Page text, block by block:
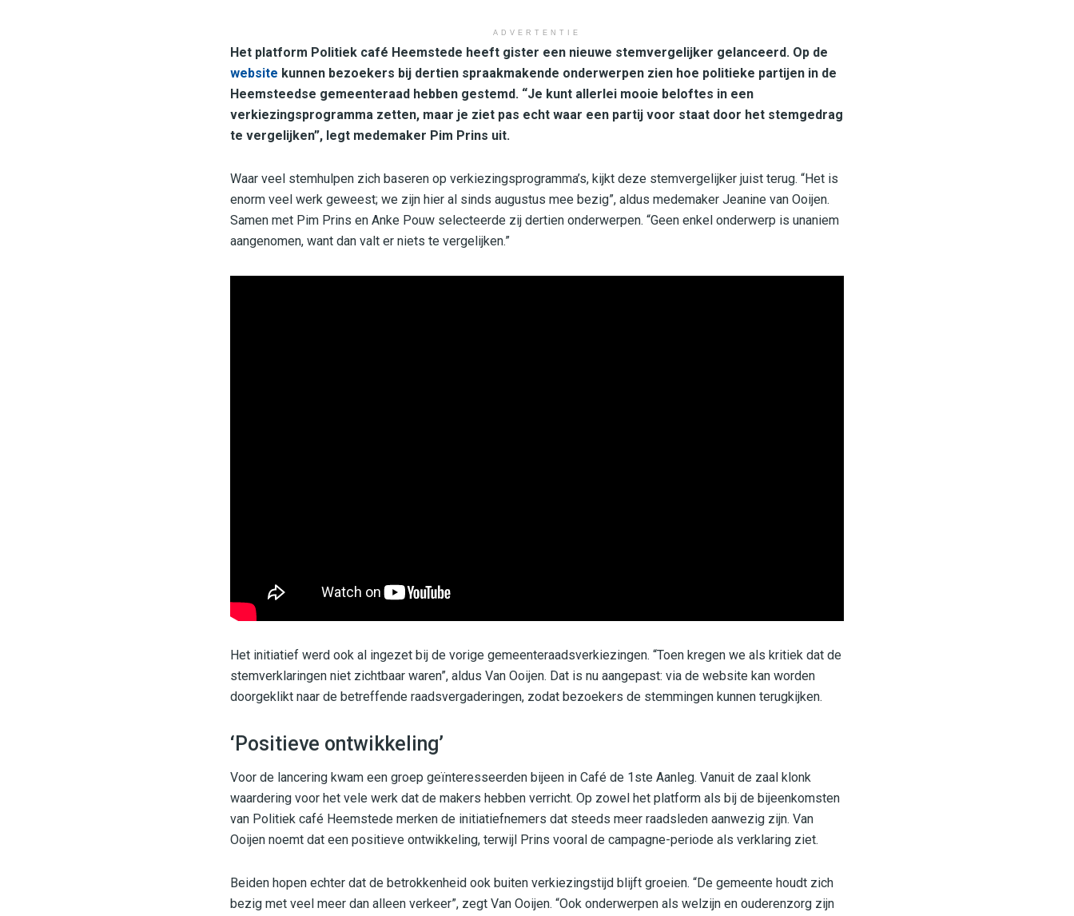
ADVERTENTIE
Het platform Politiek café Heemstede heeft gister een nieuwe stemvergelijker gelanceerd. Op de
website kunnen bezoekers bij dertien spraakmakende onderwerpen zien hoe politieke partijen in de
Heemsteedse gemeenteraad hebben gestemd. “Je kunt allerlei mooie beloftes in een
verkiezingsprogramma zetten, maar je ziet pas echt waar een partij voor staat door het stemgedrag
te vergelijken”, legt medemaker Pim Prins uit.
Waar veel stemhulpen zich baseren op verkiezingsprogramma’s, kijkt deze stemvergelijker juist terug. “Het is
enorm veel werk geweest; we zijn hier al sinds augustus mee bezig”, aldus medemaker Jeanine van Ooijen.
Samen met Pim Prins en Anke Pouw selecteerde zij dertien onderwerpen. “Geen enkel onderwerp is unaniem
aangenomen, want dan valt er niets te vergelijken.”
Het initiatief werd ook al ingezet bij de vorige gemeenteraadsverkiezingen. “Toen kregen we als kritiek dat de
stemverklaringen niet zichtbaar waren”, aldus Van Ooijen. Dat is nu aangepast: via de website kan worden
doorgeklikt naar de betreffende raadsvergaderingen, zodat bezoekers de stemmingen kunnen terugkijken.
‘Positieve ontwikkeling’
Voor de lancering kwam een groep geïnteresseerden bijeen in Café de 1ste Aanleg. Vanuit de zaal klonk
waardering voor het vele werk dat de makers hebben verricht. Op zowel het platform als bij de bijeenkomsten
van Politiek café Heemstede merken de initiatiefnemers dat steeds meer raadsleden aanwezig zijn. Van
Ooijen noemt dat een positieve ontwikkeling, terwijl Prins vooral de campagne-periode als verklaring ziet.
Beiden hopen echter dat de betrokkenheid ook buiten verkiezingstijd blijft groeien. “De gemeente houdt zich
bezig met veel meer dan alleen verkeer”, zegt Van Ooijen. “Ook onderwerpen als welzijn en ouderenzorg zijn